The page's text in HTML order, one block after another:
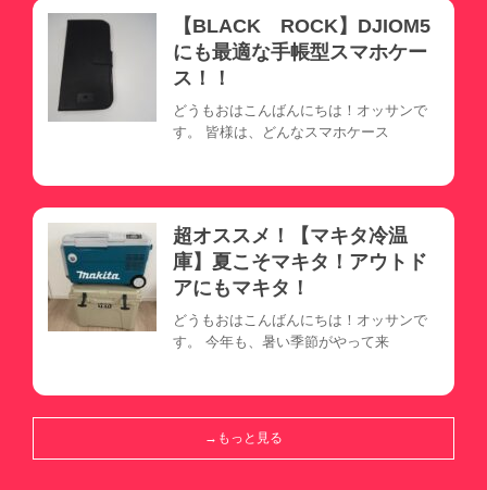
【BLACK ROCK】DJIOM5
にも最適な手帳型スマホケー
ス！！
どうもおはこんばんにちは！オッサンで
す。 皆様は、どんなスマホケース
超オススメ！【マキタ冷温
庫】夏こそマキタ！アウトド
アにもマキタ！
どうもおはこんばんにちは！オッサンで
す。 今年も、暑い季節がやって来
→もっと見る